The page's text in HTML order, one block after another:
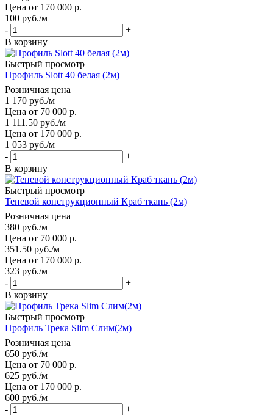
Цена от 170 000 р.
100 руб./м
-
+
В корзину
Быстрый просмотр
Профиль Slott 40 белая (2м)
Розничная цена
1 170 руб./м
Цена от 70 000 р.
1 111.50 руб./м
Цена от 170 000 р.
1 053 руб./м
-
+
В корзину
Быстрый просмотр
Теневой конструкционный Краб ткань (2м)
Розничная цена
380 руб./м
Цена от 70 000 р.
351.50 руб./м
Цена от 170 000 р.
323 руб./м
-
+
В корзину
Быстрый просмотр
Профиль Трека Slim Слим(2м)
Розничная цена
650 руб./м
Цена от 70 000 р.
625 руб./м
Цена от 170 000 р.
600 руб./м
-
+